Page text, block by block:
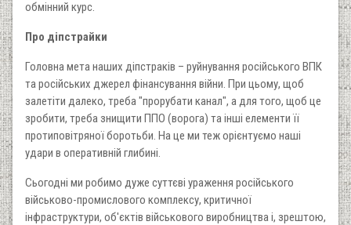
обмінний курс.
Про діпстрайки
Головна мета наших діпстраків – руйнування російського ВПК
та російських джерел фінансування війни. При цьому, щоб
залетіти далеко, треба "прорубати канал", а для того, щоб це
зробити, треба знищити ППО (ворога) та інші елементи її
протиповітряної боротьби. На це ми теж орієнтуємо наші
удари в оперативній глибині.
Сьогодні ми робимо дуже суттєві ураження російського
військово-промислового комплексу, критичної
інфраструктури, об'єктів військового виробництва і, зрештою,